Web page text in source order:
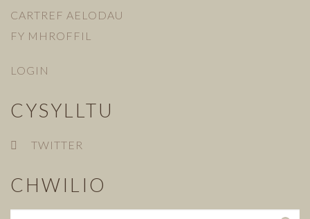
CARTREF AELODAU
FY MHROFFIL
LOGIN
CYSYLLTU
TWITTER
CHWILIO